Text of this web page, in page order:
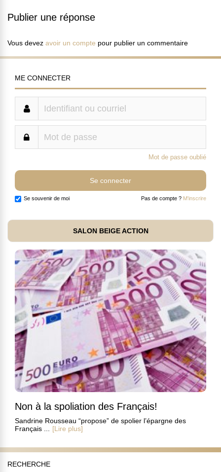
Publier une réponse
Vous devez avoir un compte pour publier un commentaire
ME CONNECTER
Mot de passe oublié
Se souvenir de moi Pas de compte ? M'inscrire
SALON BEIGE ACTION
Non à la spoliation des Français!
Sandrine Rousseau “propose” de spolier l’épargne des
Français ...
[Lire plus]
RECHERCHE